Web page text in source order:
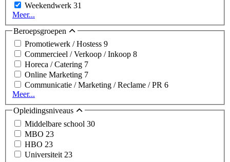
Weekendwerk 31
Meer...
Beroepsgroepen
Promotiewerk / Hostess 9
Commercieel / Verkoop / Inkoop 8
Horeca / Catering 7
Online Marketing 7
Communicatie / Marketing / Reclame / PR 6
Meer...
Opleidingsniveaus
Middelbare school 30
MBO 23
HBO 23
Universiteit 23